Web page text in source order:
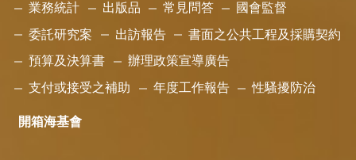
業務統計 出版品 常見問答 國會監督
委託研究案 出訪報告 書面之公共工程及採購契約
預算及決算書 辦理政策宣導廣告
支付或接受之補助 年度工作報告 性騷擾防治
開箱海基會